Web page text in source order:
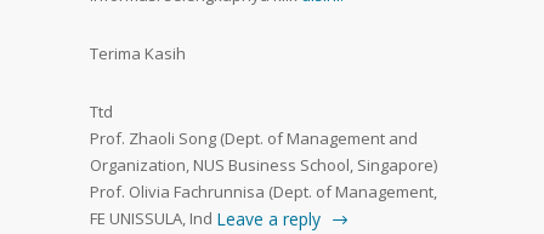
Terima Kasih
Ttd
Prof. Zhaoli Song (Dept. of Management and
Organization, NUS Business School, Singapore)
Prof. Olivia Fachrunnisa (Dept. of Management,
FE UNISSULA, Ind Leave a reply